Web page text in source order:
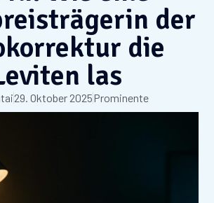
der
die
las
29. Oktober 2025Prominente